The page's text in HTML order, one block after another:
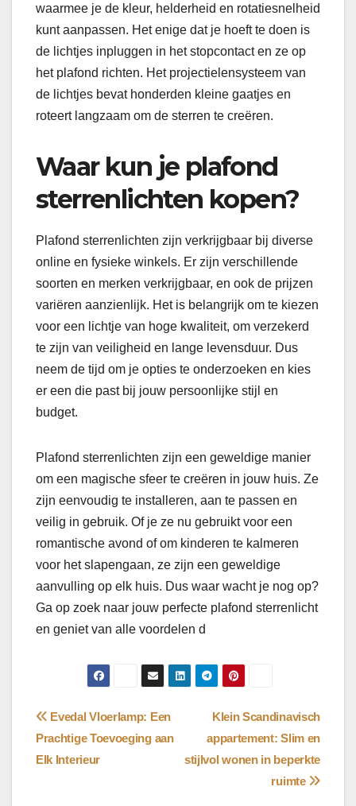
waarmee je de kleur, helderheid en rotatiesnelheid
kunt aanpassen. Het enige dat je hoeft te doen is
de lichtjes inpluggen in het stopcontact en ze op
het plafond richten. Het projectielensysteem van
de lichtjes bevat honderden kleine gaatjes en
roteert langzaam om de sterren te creëren.
Waar kun je plafond
sterrenlichten kopen?
Plafond sterrenlichten zijn verkrijgbaar bij diverse
online en fysieke winkels. Er zijn verschillende
soorten en merken verkrijgbaar, en ook de prijzen
variëren aanzienlijk. Het is belangrijk om te kiezen
voor een lichtje van hoge kwaliteit, om verzekerd
te zijn van veiligheid en lange levensduur. Dus
neem de tijd om je opties te onderzoeken en kies
er een die past bij jouw persoonlijke stijl en
budget.
Plafond sterrenlichten zijn een geweldige manier
om een magische sfeer te creëren in jouw huis. Ze
zijn eenvoudig te installeren, aan te passen en
veilig in gebruik. Of je ze nu gebruikt voor een
romantische avond of om kinderen te kalmeren
voor het slapengaan, ze zijn een geweldige
aanvulling op elk huis. Dus waar wacht je nog op?
Ga op zoek naar jouw perfecte plafond sterrenlicht
en geniet van alle voordelen d
Bericht
navigatie
Klein Scandinavisch
appartement: Slim en
stijlvol wonen in beperkte
ruimte
Evedal Vloerlamp: Een
Prachtige Toevoeging aan
Elk Interieur